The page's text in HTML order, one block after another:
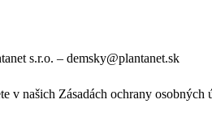
s.r.o. – demsky@plantanet.sk
v našich Zásadách ochrany osobných